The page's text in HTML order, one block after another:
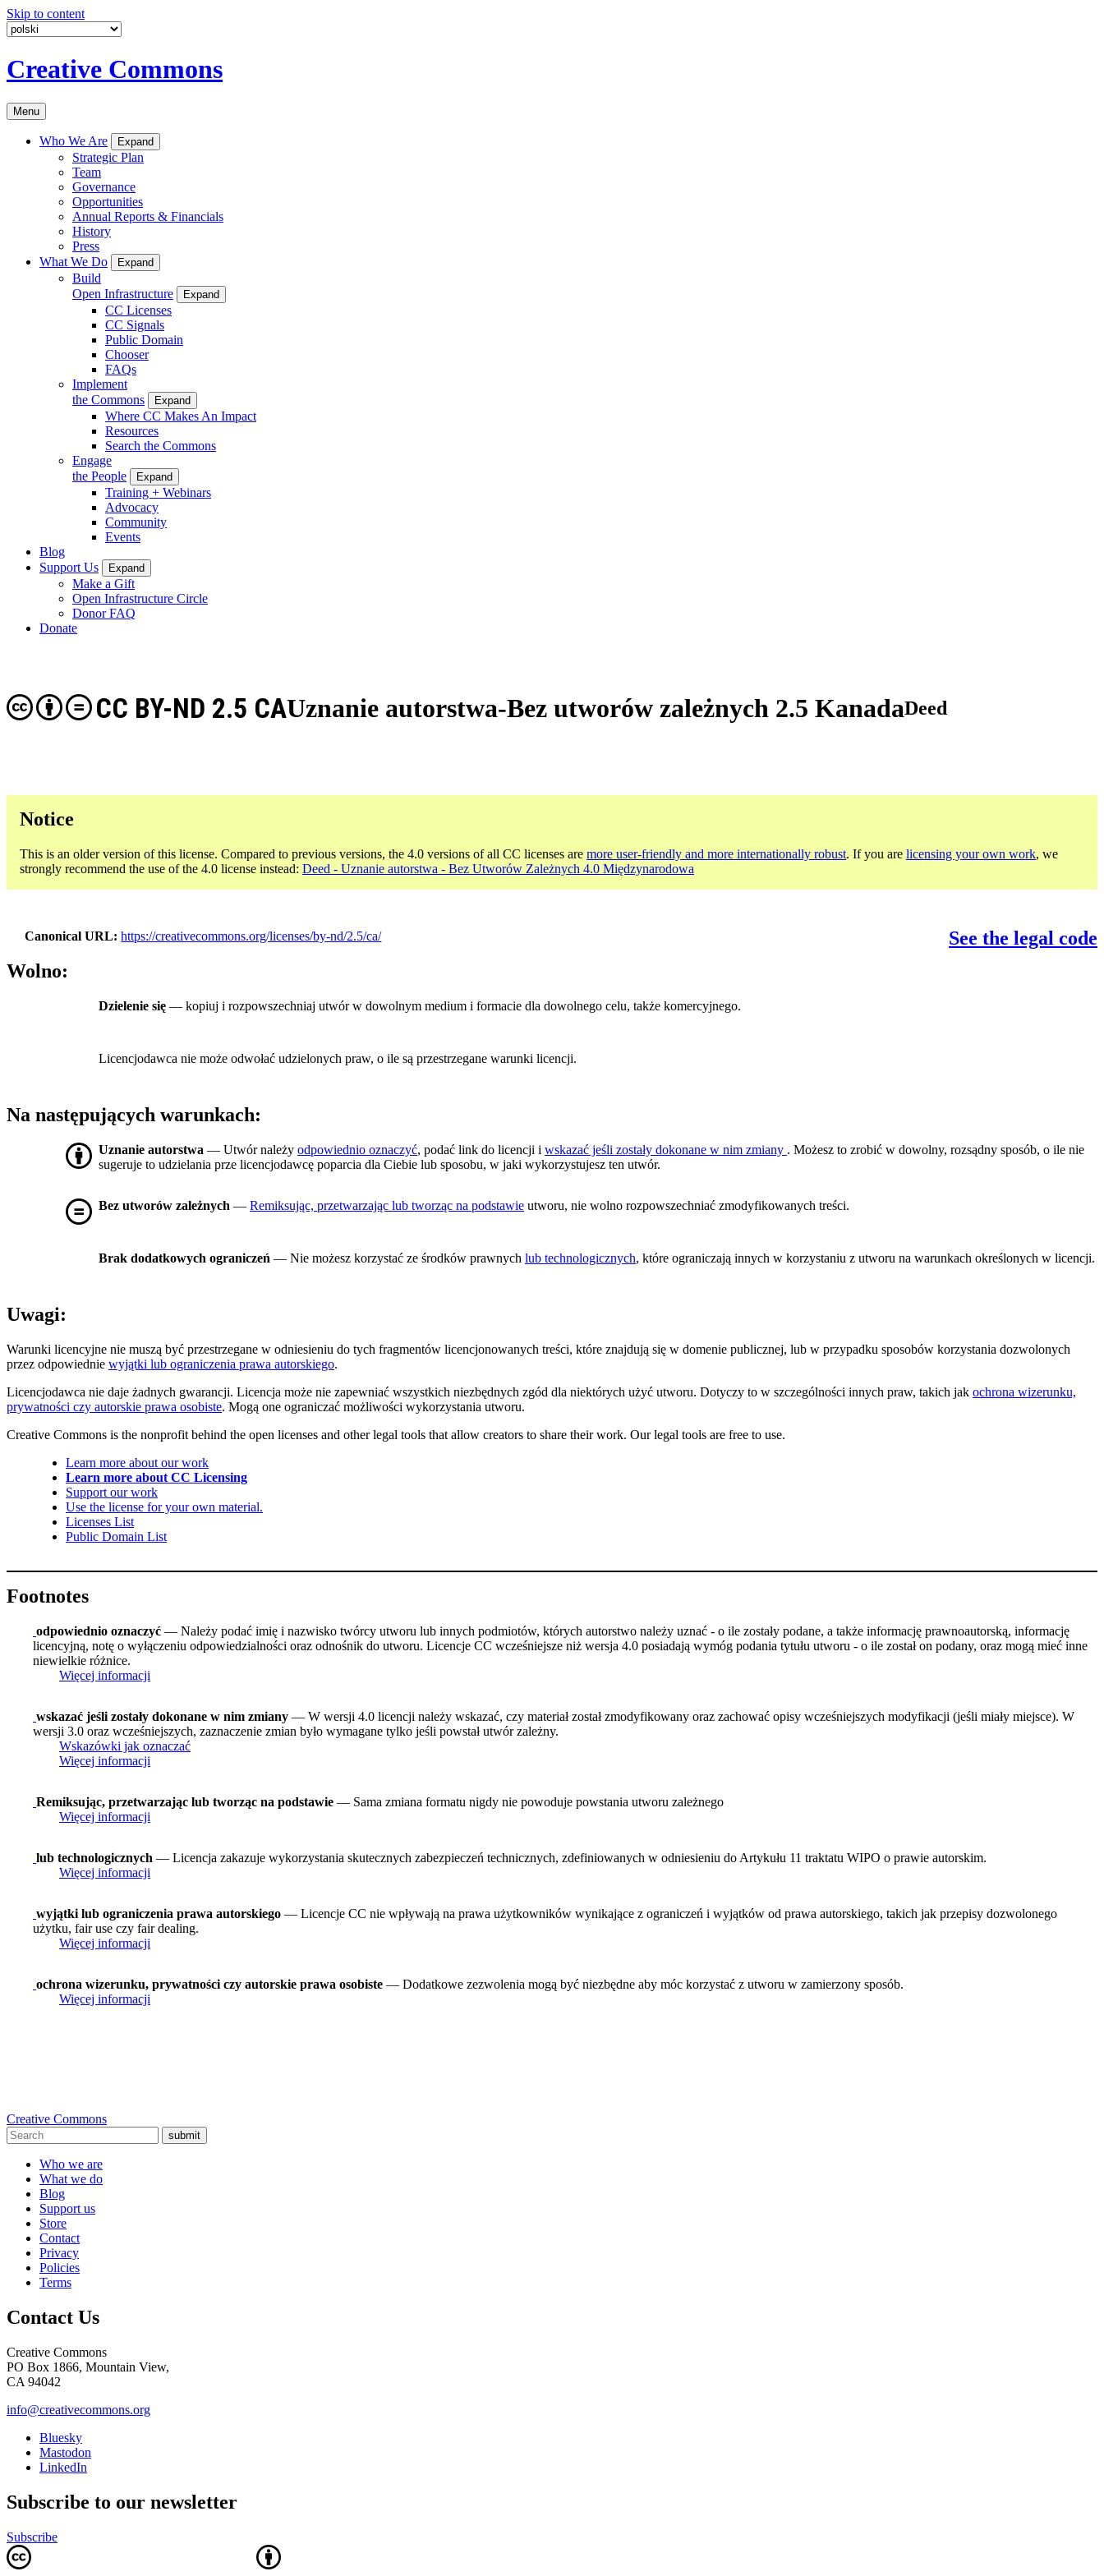
Skip to content
Creative Commons
Menu
Who We Are Expand
Strategic Plan
Team
Governance
Opportunities
Annual Reports & Financials
History
Press
What We Do
Expand
Build
Open Infrastructure
Expand
CC Licenses
CC Signals
Public Domain
Chooser
FAQs
Implement
the Commons
Expand
Where CC Makes An Impact
Resources
Search the Commons
Engage
the People
Expand
Training + Webinars
Advocacy
Community
Events
Blog
Support Us
Expand
Make a Gift
Open Infrastructure Circle
Donor FAQ
Donate
Uznanie autorstwa-Bez utworów zależnych 2.5 Kanada
CC BY-ND 2.5 CA Deed
Notice
This is an older version of this license. Compared to previous versions, the 4.0 versions of all CC licenses are more user-friendly and more internationally robust. If you are licensing your own work, we
strongly recommend the use of the 4.0 license instead: Deed - Uznanie autorstwa - Bez Utworów Zależnych 4.0 Międzynarodowa
Canonical URL https://creativecommons.org/licenses/by-nd/2.5/ca/
See the legal code
Wolno:
Dzielenie się — kopiuj i rozpowszechniaj utwór w dowolnym medium i formacie dla dowolnego celu, także komercyjnego.
Licencjodawca nie może odwołać udzielonych praw, o ile są przestrzegane warunki licencji.
Na następujących warunkach:
Uznanie autorstwa — Utwór należy odpowiednio oznaczyć, podać link do licencji i wskazać jeśli zostały dokonane w nim zmiany . Możesz to zrobić w dowolny, rozsądny sposób, o ile nie
sugeruje to udzielania prze licencjodawcę poparcia dla Ciebie lub sposobu, w jaki wykorzystujesz ten utwór.
Bez utworów zależnych — Remiksując, przetwarzając lub tworząc na podstawie utworu, nie wolno rozpowszechniać zmodyfikowanych treści.
Brak dodatkowych ograniczeń — Nie możesz korzystać ze środków prawnych lub technologicznych, które ograniczają innych w korzystaniu z utworu na warunkach określonych w licencji.
Uwagi:
Warunki licencyjne nie muszą być przestrzegane w odniesieniu do tych fragmentów licencjonowanych treści, które znajdują się w domenie publicznej, lub w przypadku sposobów korzystania dozwolonych
przez odpowiednie wyjątki lub ograniczenia prawa autorskiego.
Licencjodawca nie daje żadnych gwarancji. Licencja może nie zapewniać wszystkich niezbędnych zgód dla niektórych użyć utworu. Dotyczy to w szczególności innych praw, takich jak ochrona wizerunku,
prywatności czy autorskie prawa osobiste. Mogą one ograniczać możliwości wykorzystania utworu.
Creative Commons is the nonprofit behind the open licenses and other legal tools that allow creators to share their work. Our legal tools are free to use.
Learn more about our work
Learn more about CC Licensing
Support our work
Use the license for your own material.
Licenses List
Public Domain List
Footnotes
odpowiednio oznaczyć — Należy podać imię i nazwisko twórcy utworu lub innych podmiotów, których autorstwo należy uznać - o ile zostały podane, a także informację prawnoautorską, informację
licencyjną, notę o wyłączeniu odpowiedzialności oraz odnośnik do utworu. Licencje CC wcześniejsze niż wersja 4.0 posiadają wymóg podania tytułu utworu - o ile został on podany, oraz mogą mieć inne
niewielkie różnice.
Więcej informacji
wskazać jeśli zostały dokonane w nim zmiany — W wersji 4.0 licencji należy wskazać, czy materiał został zmodyfikowany oraz zachować opisy wcześniejszych modyfikacji (jeśli miały miejsce). W
wersji 3.0 oraz wcześniejszych, zaznaczenie zmian było wymagane tylko jeśli powstał utwór zależny.
Wskazówki jak oznaczać
Więcej informacji
Remiksując, przetwarzając lub tworząc na podstawie — Sama zmiana formatu nigdy nie powoduje powstania utworu zależnego
Więcej informacji
lub technologicznych — Licencja zakazuje wykorzystania skutecznych zabezpieczeń technicznych, zdefiniowanych w odniesieniu do Artykułu 11 traktatu WIPO o prawie autorskim.
Więcej informacji
wyjątki lub ograniczenia prawa autorskiego — Licencje CC nie wpływają na prawa użytkowników wynikające z ograniczeń i wyjątków od prawa autorskiego, takich jak przepisy dozwolonego
użytku, fair use czy fair dealing.
Więcej informacji
ochrona wizerunku, prywatności czy autorskie prawa osobiste — Dodatkowe zezwolenia mogą być niezbędne aby móc korzystać z utworu w zamierzony sposób.
Więcej informacji
Creative Commons
submit
Who we are
What we do
Blog
Support us
Store
Contact
Privacy
Policies
Terms
Contact Us
Creative Commons
PO Box 1866, Mountain View,
CA 94042
info@creativecommons.org
Bluesky
Mastodon
LinkedIn
Subscribe to our newsletter
Subscribe